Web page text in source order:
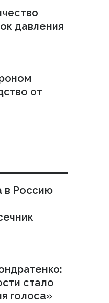
давления
от
в Россию
стало
голоса»